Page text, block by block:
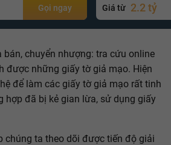
Gọi ngay Giá từ 2.2 tỷ
chuyển nhượng: tra cứu online
được những giấy tờ giả mạo. Hiện
để làm các giấy tờ giả mạo rất tinh
hợp đã bị kẻ gian lừa, sử dụng giấy
chúng ta theo dõi được tiến độ giải